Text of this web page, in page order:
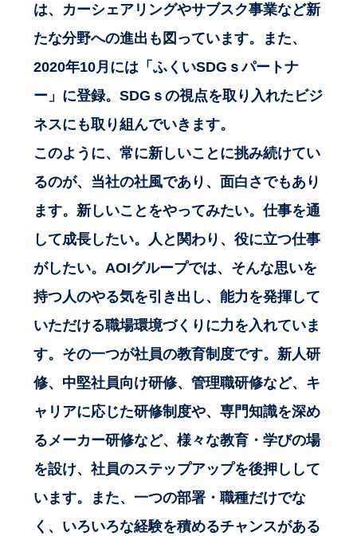
は、カーシェアリングやサブスク事業など新
たな分野への進出も図っています。また、
2020年10月には「ふくいSDGｓパートナ
ー」に登録。SDGｓの視点を取り入れたビジ
ネスにも取り組んでいきます。
このように、常に新しいことに挑み続けてい
るのが、当社の社風であり、面白さでもあり
ます。新しいことをやってみたい。仕事を通
して成長したい。人と関わり、役に立つ仕事
がしたい。AOIグループでは、そんな思いを
持つ人のやる気を引き出し、能力を発揮して
いただける職場環境づくりに力を入れていま
す。その一つが社員の教育制度です。新人研
修、中堅社員向け研修、管理職研修など、キ
ャリアに応じた研修制度や、専門知識を深め
るメーカー研修など、様々な教育・学びの場
を設け、社員のステップアップを後押しして
います。また、一つの部署・職種だけでな
く、いろいろな経験を積めるチャンスがある